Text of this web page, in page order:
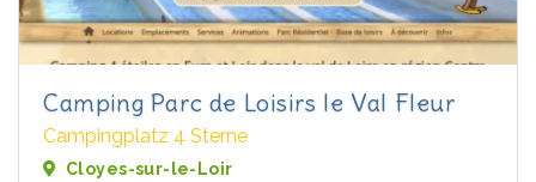
Camping Parc de Loisirs le Val Fleur
Campingplatz 4 Sterne
Cloyes-sur-le-Loir